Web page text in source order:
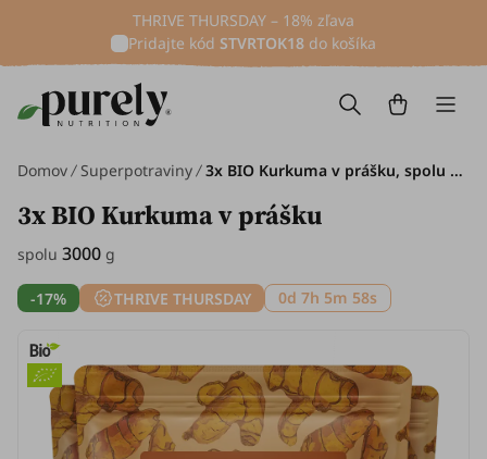
THRIVE THURSDAY – 18% zľava
Pridajte kód STVRTOK18 do košíka
Domov Superpotraviny 3x BIO Kurkuma v prášku, spolu 3000 g
3x BIO Kurkuma v prášku
spolu 3000 g
-17% THRIVE THURSDAY 0d 7h 5m 58s